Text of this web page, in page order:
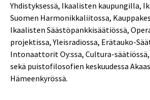
Yhdistyksessä, Ikaalisten kaupungilla,
Suomen Harmonikkaliitossa,
Ikaalisten Säästöpankkisäätiössä,
projektissa, Yleisradiossa, Erätauko-
Intonaattorit Oy:ssa, Cultura-
sekä puistofilosofien keskuudessa
Hämeenkyrössä.